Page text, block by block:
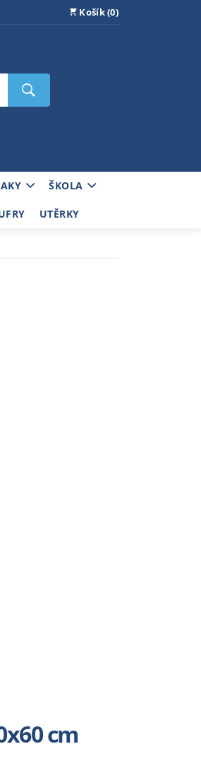
Košík (0)
ŠKOLA
UTĚRKY
cm